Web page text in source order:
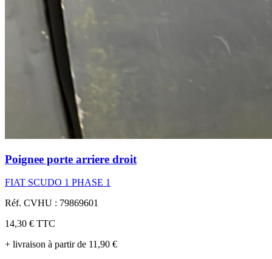
Poignee porte arriere droit
FIAT SCUDO 1 PHASE 1
Réf. CVHU : 79869601
14,30 € TTC
+ livraison à partir de 11,90 €